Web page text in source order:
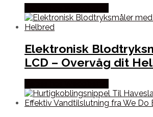
Elektronisk
LCD – Overvåg dit